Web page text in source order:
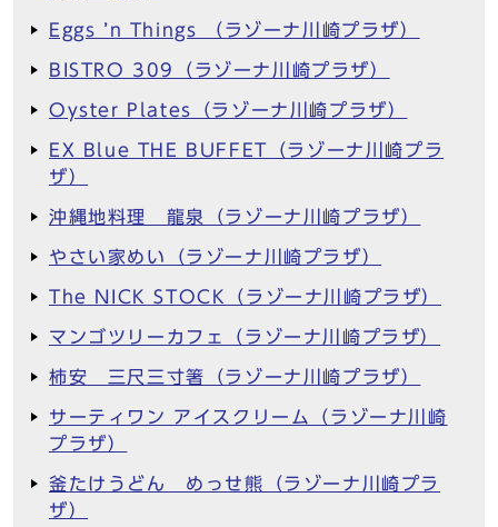
Eggs ’n Things （ラゾーナ川崎プラザ）
BISTRO 309（ラゾーナ川崎プラザ）
Oyster Plates（ラゾーナ川崎プラザ）
EX Blue THE BUFFET（ラゾーナ川崎プラ
ザ）
沖縄地料理 龍泉（ラゾーナ川崎プラザ）
やさい家めい（ラゾーナ川崎プラザ）
The NICK STOCK（ラゾーナ川崎プラザ）
マンゴツリーカフェ（ラゾーナ川崎プラザ）
柿安 三尺三寸箸（ラゾーナ川崎プラザ）
サーティワン アイスクリーム（ラゾーナ川崎
プラザ）
釜たけうどん めっせ熊（ラゾーナ川崎プラ
ザ）